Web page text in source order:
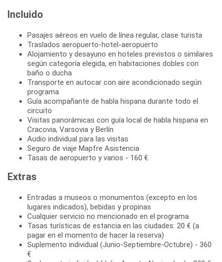
Incluido
Pasajes aéreos en vuelo de línea regular, clase turista
Traslados aeropuerto-hotel-aeropuerto
Alojamiento y desayuno en hoteles previstos o similares
según categoría elegida, en habitaciones dobles con
baño o ducha
Transporte en autocar con aire acondicionado según
programa
Guía acompañante de habla hispana durante todo el
circuito
Visitas panorámicas con guía local de habla hispana en
Cracovia, Varsovia y Berlín
Audio individual para las visitas
Seguro de viaje Mapfre Asistencia
Tasas de aeropuerto y varios - 160 €
Extras
Entradas a museos o monumentos (excepto en los
lugares indicados), bebidas y propinas
Cualquier servicio no mencionado en el programa
Tasas turísticas de estancia en las ciudades: 20 € (a
pagar en el momento de hacer la reserva)
Suplemento individual (Junio-Septiembre-Octubre) - 360
€